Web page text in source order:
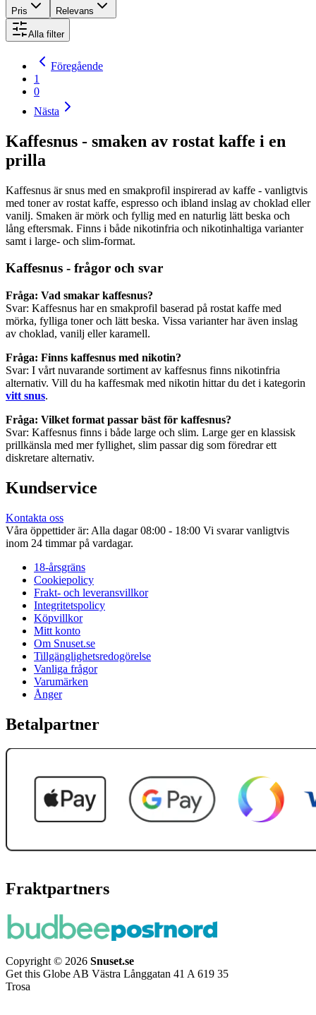
Pris Relevans
Alla filter
Föregående
1
0
Nästa
Kaffesnus - smaken av rostat kaffe i en
prilla
Kaffesnus är snus med en smakprofil inspirerad av kaffe - vanligtvis
med toner av rostat kaffe, espresso och ibland inslag av choklad eller
vanilj. Smaken är mörk och fyllig med en naturlig lätt beska och
lång eftersmak. Finns i både nikotinfria och nikotinhaltiga varianter
samt i large- och slim-format.
Kaffesnus - frågor och svar
Fråga: Vad smakar kaffesnus?
Svar: Kaffesnus har en smakprofil baserad på rostat kaffe med
mörka, fylliga toner och lätt beska. Vissa varianter har även inslag
av choklad, vanilj eller karamell.
Fråga: Finns kaffesnus med nikotin?
Svar: I vårt nuvarande sortiment av kaffesnus finns nikotinfria
alternativ. Vill du ha kaffesmak med nikotin hittar du det i kategorin
vitt snus.
Fråga: Vilket format passar bäst för kaffesnus?
Svar: Kaffesnus finns i både large och slim. Large ger en klassisk
prillkänsla med mer fyllighet, slim passar dig som föredrar ett
diskretare alternativ.
Kundservice
Kontakta oss
Våra öppettider är: Alla dagar 08:00 - 18:00 Vi svarar vanligtvis
inom 24 timmar på vardagar.
18-årsgräns
Cookiepolicy
Frakt- och leveransvillkor
Integritetspolicy
Köpvillkor
Mitt konto
Om Snuset.se
Tillgänglighetsredogörelse
Vanliga frågor
Varumärken
Ånger
Betalpartner
Fraktpartners
Copyright © 2026 Snuset.se
Get this Globe AB Västra Långgatan 41 A 619 35
Trosa